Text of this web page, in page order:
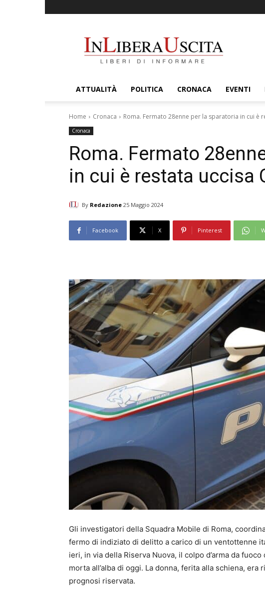
ATTUALITÀ POLITICA CRONACA EVENTI
Home Cronaca Roma. Fermato 28enne per la sparatoria in cui è
Cronaca
Roma. Fermato
in cui è restata uccisa
By Redazione 25 Maggio 2024
Facebook X Pinterest
Gli investigatori della Squadra Mobile di Roma,
fermo di indiziato di delitto a carico di un ventottenne
ieri, in via della Riserva Nuova, il colpo d’arma da
morta all’alba di oggi. La donna, ferita alla schiena,
prognosi riservata.